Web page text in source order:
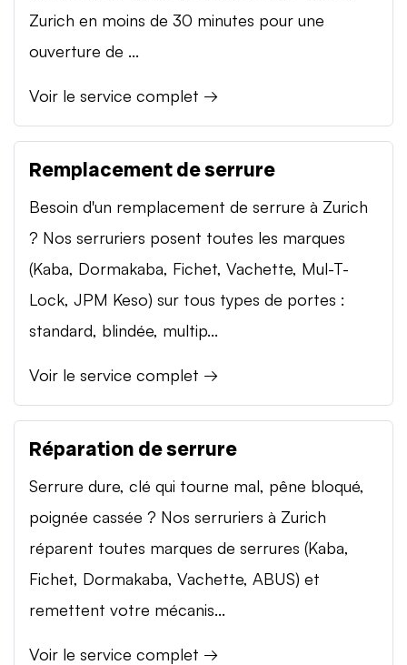
Zurich en moins de 30 minutes pour une
ouverture de ...
Voir le service complet →
Remplacement de serrure
Besoin d'un remplacement de serrure à Zurich
? Nos serruriers posent toutes les marques
(Kaba, Dormakaba, Fichet, Vachette, Mul-T-
Lock, JPM Keso) sur tous types de portes :
standard, blindée, multip...
Voir le service complet →
Réparation de serrure
Serrure dure, clé qui tourne mal, pêne bloqué,
poignée cassée ? Nos serruriers à Zurich
réparent toutes marques de serrures (Kaba,
Fichet, Dormakaba, Vachette, ABUS) et
remettent votre mécanis...
Voir le service complet →